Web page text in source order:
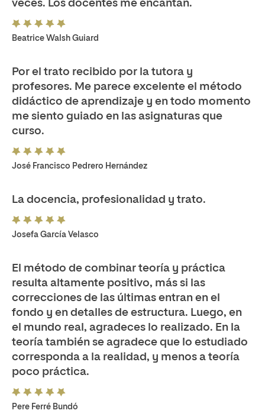
veces. Los docentes me encantan.
Beatrice Walsh Guiard
Por el trato recibido por la tutora y
profesores. Me parece excelente el método
didáctico de aprendizaje y en todo momento
me siento guiado en las asignaturas que
curso.
José Francisco Pedrero Hernández
La docencia, profesionalidad y trato.
Josefa García Velasco
El método de combinar teoría y práctica
resulta altamente positivo, más si las
correcciones de las últimas entran en el
fondo y en detalles de estructura. Luego, en
el mundo real, agradeces lo realizado. En la
teoría también se agradece que lo estudiado
corresponda a la realidad, y menos a teoría
poco práctica.
Pere Ferré Bundó